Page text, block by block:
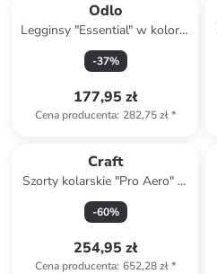
Odlo
Legginsy "Essential" w kolorze
czarnym do biegania
-37%
177,95 zł
Cena producenta: 282,75 zł*
Craft
Szorty kolarskie "Pro Aero" w
kolorze czarnym
-60%
254,95 zł
Cena producenta: 652,28 zł*